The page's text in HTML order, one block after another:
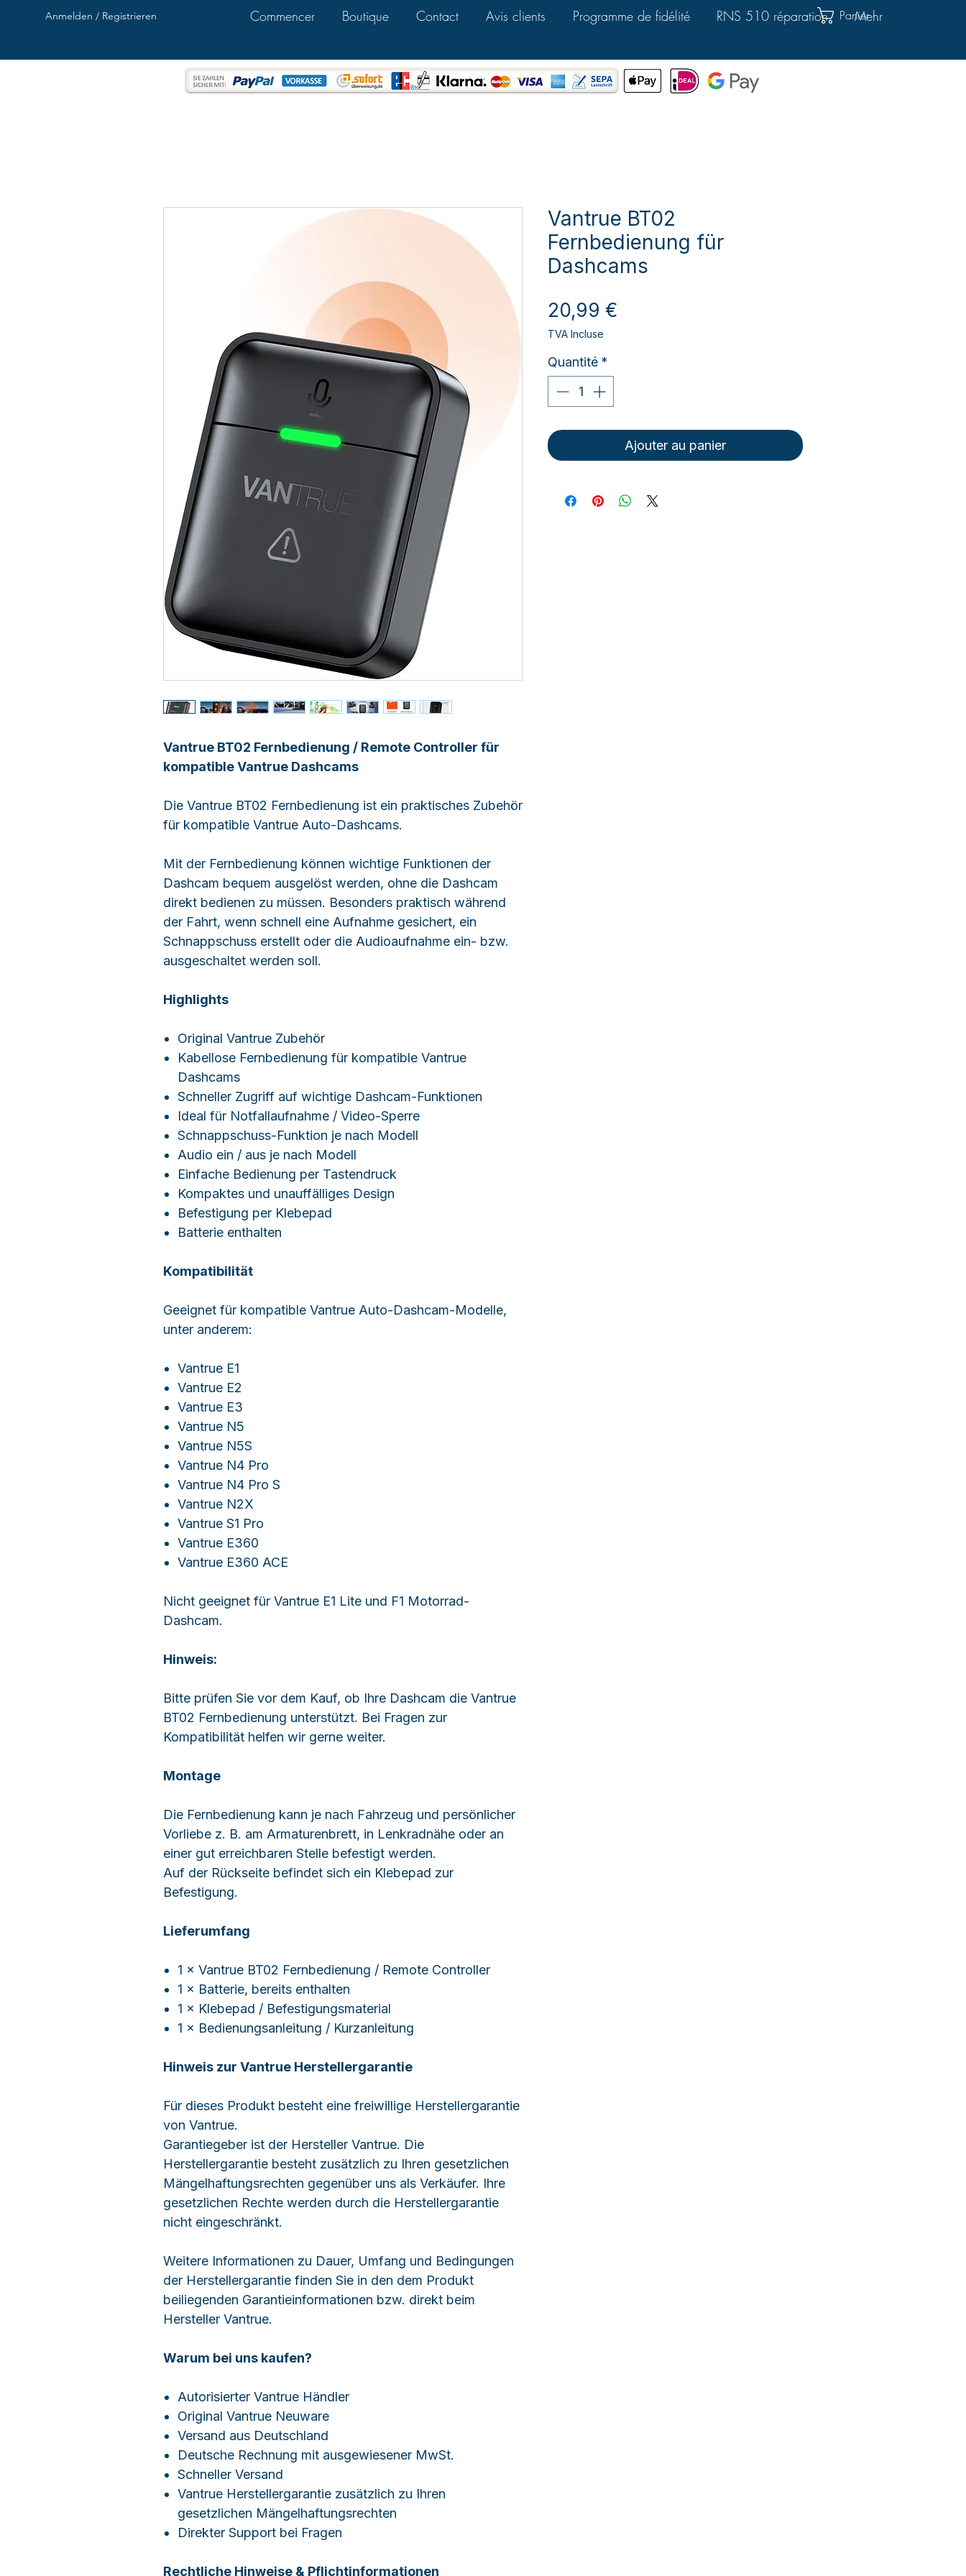
Anmelden / Registrieren Commencer Boutique Contact Avis clients Programme de fidélité RNS 510 réparation Mehr
Panier
Vantrue BT02 Fernbedienung / Remote Controller für
kompatible Vantrue Dashcams
Die Vantrue BT02 Fernbedienung ist ein praktisches Zubehör
für kompatible Vantrue Auto-Dashcams.
Mit der Fernbedienung können wichtige Funktionen der
Dashcam bequem ausgelöst werden, ohne die Dashcam
direkt bedienen zu müssen. Besonders praktisch während
der Fahrt, wenn schnell eine Aufnahme gesichert, ein
Schnappschuss erstellt oder die Audioaufnahme ein- bzw.
ausgeschaltet werden soll.
Highlights
Original Vantrue Zubehör
Kabellose Fernbedienung für kompatible Vantrue
Dashcams
Schneller Zugriff auf wichtige Dashcam-Funktionen
Ideal für Notfallaufnahme / Video-Sperre
Schnappschuss-Funktion je nach Modell
Audio ein / aus je nach Modell
Einfache Bedienung per Tastendruck
Kompaktes und unauffälliges Design
Befestigung per Klebepad
Batterie enthalten
Kompatibilität
Geeignet für kompatible Vantrue Auto-Dashcam-Modelle,
unter anderem:
Vantrue E1
Vantrue E2
Vantrue E3
Vantrue N5
Vantrue N5S
Vantrue N4 Pro
Vantrue N4 Pro S
Vantrue N2X
Vantrue S1 Pro
Vantrue E360
Vantrue E360 ACE
Nicht geeignet für Vantrue E1 Lite und F1 Motorrad-
Dashcam.
Hinweis:
Bitte prüfen Sie vor dem Kauf, ob Ihre Dashcam die Vantrue
BT02 Fernbedienung unterstützt. Bei Fragen zur
Kompatibilität helfen wir gerne weiter.
Montage
Die Fernbedienung kann je nach Fahrzeug und persönlicher
Vorliebe z. B. am Armaturenbrett, in Lenkradnähe oder an
einer gut erreichbaren Stelle befestigt werden.
Auf der Rückseite befindet sich ein Klebepad zur
Befestigung.
Lieferumfang
1 × Vantrue BT02 Fernbedienung / Remote Controller
1 × Batterie, bereits enthalten
1 × Klebepad / Befestigungsmaterial
1 × Bedienungsanleitung / Kurzanleitung
Hinweis zur Vantrue Herstellergarantie
Für dieses Produkt besteht eine freiwillige Herstellergarantie
von Vantrue.
Garantiegeber ist der Hersteller Vantrue. Die
Herstellergarantie besteht zusätzlich zu Ihren gesetzlichen
Mängelhaftungsrechten gegenüber uns als Verkäufer. Ihre
gesetzlichen Rechte werden durch die Herstellergarantie
nicht eingeschränkt.
Weitere Informationen zu Dauer, Umfang und Bedingungen
der Herstellergarantie finden Sie in den dem Produkt
beiliegenden Garantieinformationen bzw. direkt beim
Hersteller Vantrue.
Warum bei uns kaufen?
Autorisierter Vantrue Händler
Original Vantrue Neuware
Versand aus Deutschland
Deutsche Rechnung mit ausgewiesener MwSt.
Schneller Versand
Vantrue Herstellergarantie zusätzlich zu Ihren
gesetzlichen Mängelhaftungsrechten
Direkter Support bei Fragen
Rechtliche Hinweise & Pflichtinformationen
Vantrue BT02
Fernbedienung für
Dashcams
20,99 €
TVA Incluse
Quantité *
Ajouter au panier